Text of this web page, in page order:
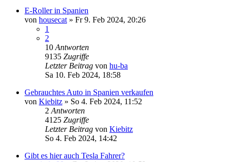
E-Roller in Spanien
von housecat » Fr 9. Feb 2024, 20:26
1
2
10 Antworten
9135 Zugriffe
Letzter Beitrag von hu-ba
Sa 10. Feb 2024, 18:58
Gebrauchtes Auto in Spanien verkaufen
von Kiebitz » So 4. Feb 2024, 11:52
2 Antworten
4125 Zugriffe
Letzter Beitrag von Kiebitz
So 4. Feb 2024, 14:42
Gibt es hier auch Tesla Fahrer?